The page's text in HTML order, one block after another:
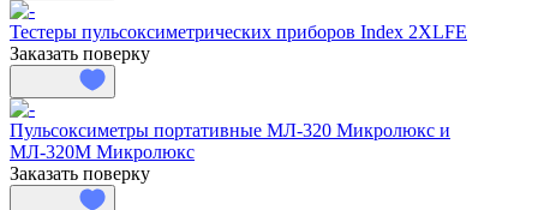
Тестеры пульсоксиметрических приборов Index 2XLFE
Заказать поверку
Пульсоксиметры портативные МЛ-320 Микролюкс и
МЛ-320М Микролюкс
Заказать поверку